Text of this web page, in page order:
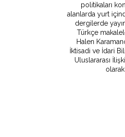
politikaları
alanlarda yurt
dergilerde
Türkçe
Halen
İktisadi ve İdari
Uluslararası